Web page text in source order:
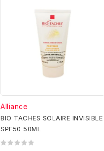
Alliance
BIO TACHES SOLAIRE INVISIBLE
SPF50 50ML